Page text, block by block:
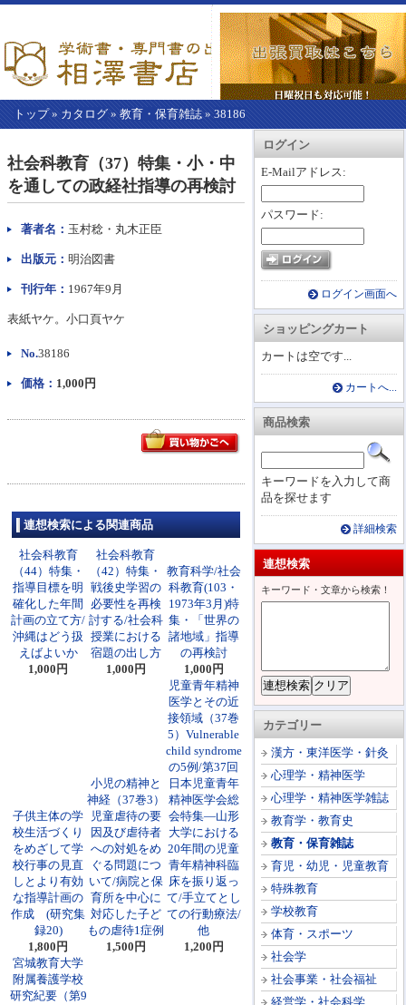
トップ» カタログ » 教育・保育雑誌 » 38186
カートを見る
ログイン
E-Mailアドレス:
パスワード:
ログイン画面へ
ショッピングカート
カートは空です...
カートへ...
商品検索
キーワードを入力して商
品を探せます
詳細検索
連想検索
キーワード・文章から検索！
カテゴリー
漢方・東洋医学・針灸
心理学・精神医学
心理学・精神医学雑誌
教育学・教育史
教育・保育雑誌
育児・幼児・児童教育
特殊教育
学校教育
体育・スポーツ
社会学
社会事業・社会福祉
経営学・社会科学
こ
か
ら
本
文】
社会科教育（37）特集・小・中
を通しての政経社指導の再検討
著者名： 玉村稔・丸木正臣
出版元： 明治図書
刊行年： 1967年9月
表紙ヤケ。小口頁ヤケ
No.38186
価格： 1,000円
連想検索による関連商品
社会科教育
（44）特集・
指導目標を明
確化した年間
計画の立て方/
沖縄はどう扱
えばよいか
1,000円
社会科教育
（42）特集・
戦後史学習の
必要性を再検
討する/社会科
授業における
宿題の出し方
1,000円
教育科学/社会
科教育(103・
1973年3月)特
集・「世界の
諸地域」指導
の再検討
1,000円
子供主体の学
校生活づくり
をめざして学
校行事の見直
しとより有効
な指導計画の
作成 (研究集
録20)
1,800円
小児の精神と
神経（37巻3）
児童虐待の要
因及び虐待者
への対処をめ
ぐる問題につ
いて/病院と保
育所を中心に
対応した子ど
もの虐待1症例
1,500円
児童青年精神
医学とその近
接領域（37巻
5）Vulnerable
child syndrome
の5例/第37回
日本児童青年
精神医学会総
会特集―山形
大学における
20年間の児童
青年精神科臨
床を振り返っ
て/手立てとし
ての行動療法/
他
1,200円
宮城教育大学
附属養護学校
研究紀要（第9